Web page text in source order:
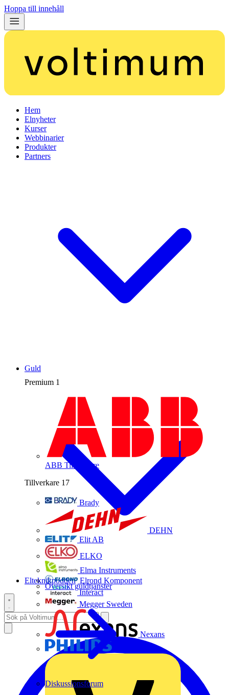
Hoppa till innehåll
Hem
Elnyheter
Kurser
Webbinarier
Produkter
Partners
Premium 1
ABB Tillverkare
Tillverkare 17
Brady
DEHN
Elit AB
ELKO
Elma Instruments
Elrond Komponent
Interact
Megger Sweden
Nexans
Guld
Översikt guldtjänster
Diskussionsforum
Elteknikpodden